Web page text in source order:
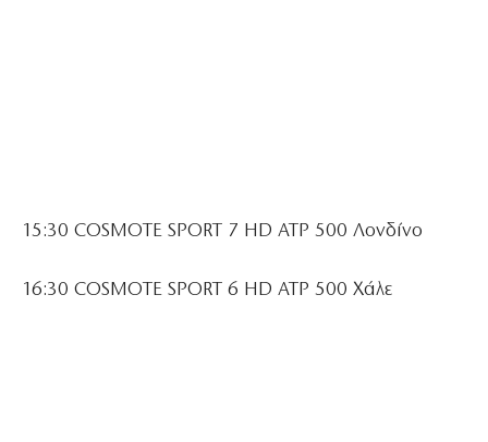
15:30 COSMOTE SPORT 7 HD ATP 500 Λονδίνο
16:30 COSMOTE SPORT 6 HD ATP 500 Χάλε